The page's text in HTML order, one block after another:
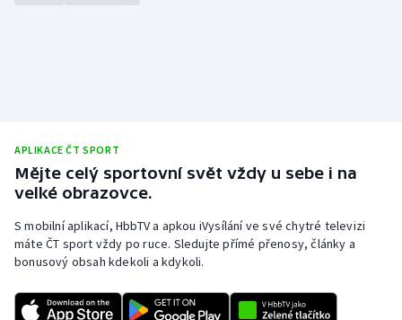
APLIKACE ČT SPORT
Mějte celý sportovní svět vždy u sebe i na
velké obrazovce.
S mobilní aplikací, HbbTV a apkou iVysílání ve své chytré televizi
máte ČT sport vždy po ruce. Sledujte přímé přenosy, články a
bonusový obsah kdekoli a kdykoli.